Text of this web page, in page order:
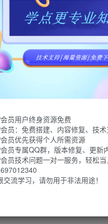
，新登录界
员用户终身资源免费
员：免费搭建、内容修复、技
员优先获得个人所需资源
员专属QQ群，版本修复、更新
员技术问题一对一服务，轻松
流学习，请勿用于非法用途！